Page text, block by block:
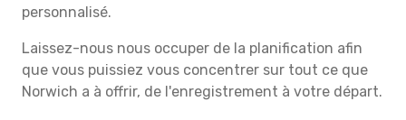
personnalisé.
Laissez-nous nous occuper de la planification afin
que vous puissiez vous concentrer sur tout ce que
Norwich a à offrir, de l'enregistrement à votre départ.